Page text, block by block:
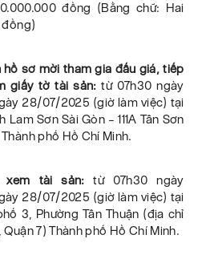
đồng (Bằng chữ: Hai
hồ sơ mời tham gia đấu giá, tiếp
giấy tờ tài sản: từ 07h30 ngày
28/07/2025 (giờ làm việc) tại
Sơn Sài Gòn – 111A Tân Sơn
phố Hồ Chí Minh.
xem tài sản: từ 07h30 ngày
28/07/2025 (giờ làm việc) tại
3, Phường Tân Thuận (địa chỉ
7) Thành phố Hồ Chí Minh.